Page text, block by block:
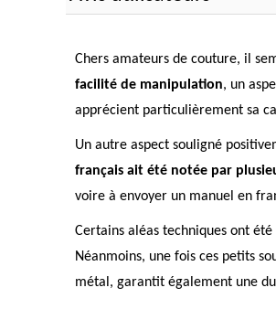
Chers amateurs de couture, il
facilité de manipulation, un
apprécient particulièrement sa
Un autre aspect souligné
français ait été notée par
voire à envoyer un manuel en
Certains aléas techniques ont
Néanmoins, une fois ces petits
métal, garantit également une